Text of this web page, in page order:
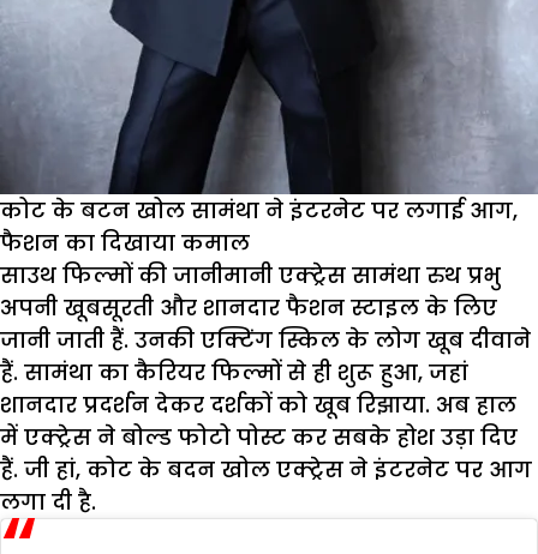
कोट के बटन खोल सामंथा ने इंटरनेट पर लगाई आग,
फैशन का दिखाया कमाल
साउथ फिल्मों की जानीमानी एक्ट्रेस सामंथा रुथ प्रभु
अपनी खूबसूरती और शानदार फैशन स्टाइल के लिए
जानी जाती हैं. उनकी एक्टिंग स्किल के लोग खूब दीवाने
हैं. सामंथा का कैरियर फिल्मों से ही शुरू हुआ, जहां
शानदार प्रदर्शन देकर दर्शकों को खूब रिझाया. अब हाल
में एक्ट्रेस ने बोल्ड फोटो पोस्ट कर सबके होश उड़ा दिए
हैं. जी हां, कोट के बदन खोल एक्ट्रेस ने इंटरनेट पर आग
लगा दी है.